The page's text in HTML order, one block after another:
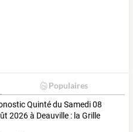
Populaires
Quinté du Samedi 08
2026 à Deauville : la Grille